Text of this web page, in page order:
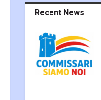
Recent News